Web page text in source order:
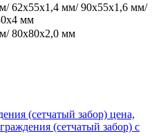
62х55х1,4 мм/ 90х55х1,6 мм/
мм
80х80х2,0 мм